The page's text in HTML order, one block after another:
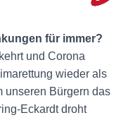
für immer?
und Corona
wieder als
unseren Bürgern das
Eckardt droht